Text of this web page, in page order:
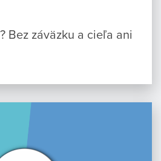
Bez záväzku a cieľa ani